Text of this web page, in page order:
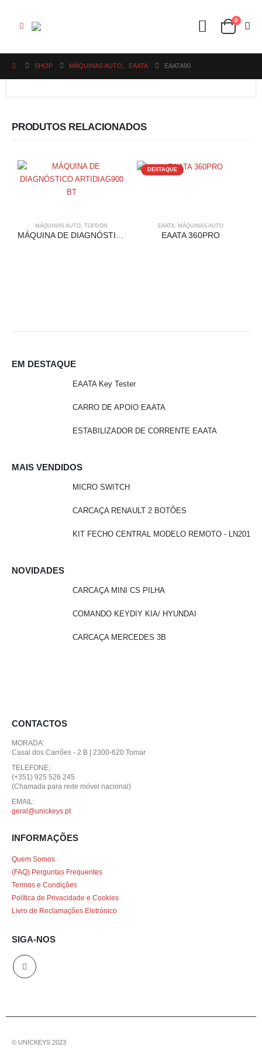
0
SHOP MÁQUINAS AUTO EAATA EAATA90
PRODUTOS RELACIONADOS
MÁQUINAS AUTO TOPDON
DESTAQUE
EAATA MÁQUINAS AUTO
EAATA 360PRO
EM DESTAQUE
EAATA Key Tester
CARRO DE APOIO EAATA
ESTABILIZADOR DE CORRENTE EAATA
MAIS VENDIDOS
MICRO SWITCH
CARCAÇA RENAULT 2 BOTÕES
KIT FECHO CENTRAL MODELO REMOTO - LN201
NOVIDADES
CARCAÇA MINI CS PILHA
COMANDO KEYDIY KIA/ HYUNDAI
CARCAÇA MERCEDES 3B
CONTACTOS
MORADA:
Casal dos Carrões - 2 B | 2300-620 Tomar
TELEFONE:
(+351) 925 526 245
(Chamada para rede móvel nacional)
EMAIL:
geral@unickeys.pt
INFORMAÇÕES
Quem Somos
(FAQ) Perguntas Frequentes
Termos e Condições
Política de Privacidade e Cookies
Livro de Reclamações Eletrónico
SIGA-NOS
© UNICKEYS 2023